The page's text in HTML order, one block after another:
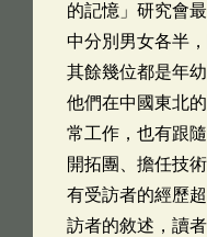
的記憶」研究會
中分別男女各半
其餘幾位都是年
他們在中國東北
常工作，也有跟
開拓團、擔任技
有受訪者的經歷
訪者的敘述，讀